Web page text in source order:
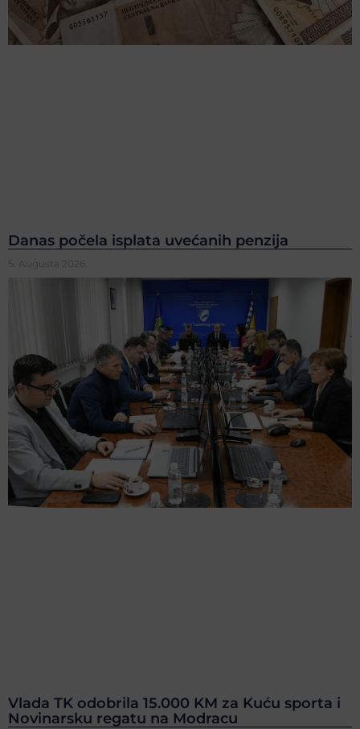
Danas počela isplata uvećanih penzija
5. Augusta 2026.
Vlada TK odobrila 15.000 KM za Kuću sporta i
Novinarsku regatu na Modracu